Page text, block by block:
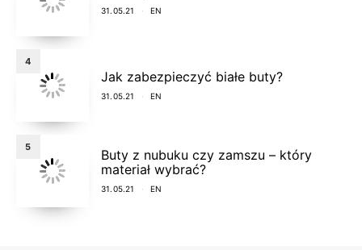
31.05.21 EN
4
Jak zabezpieczyć białe buty?
31.05.21 EN
5
Buty z nubuku czy zamszu – który
materiał wybrać?
31.05.21 EN